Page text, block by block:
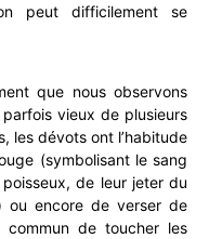
peut difficilement se
que nous observons
vieux de plusieurs
les dévots ont l’habitude
(symbolisant le sang
de leur jeter du
ou encore de verser de
de toucher les